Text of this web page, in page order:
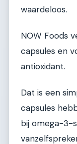
waardeloos.
NOW Foods
capsules en
antioxidant.
Dat is een
capsules
bij omega-3-